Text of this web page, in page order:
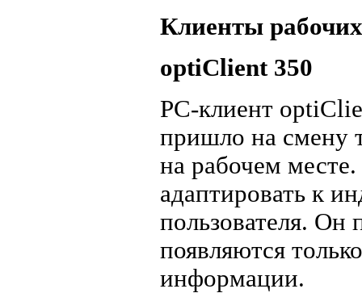
Клиенты
optiClient 350
PC-клиент
пришло на смену
на рабочем
адаптировать к
пользователя. Он
появляются
информации.